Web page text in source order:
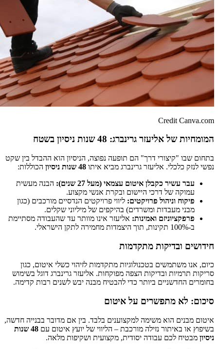
Credit Canva.com
המומחיות של אליעזר גרינברג: 48 שנות ניסיון בשטח
בתחום שבו "קיצורי דרך" הם תופעה נפוצה, הניסיון הוא ההבדל בין שקט
נפשי לנזק כלכלי. אליעזר גרינברג מביא איתו 48 שנות ניסיון
הכוללות:
עבר עשיר כקבלן איטום עצמאי (מעל 27 שנים):
הבנה מעשית
עמוקה של דרכי היישום ובקרת אנשי מקצוע.
פיקוח וניהול פרויקטים: ליווי פרויקטים הנדסיים מורכבים (כגון
מבני מעבדות ומשרדים) בהיקפים של מיליוני שקלים.
פרפקציוניזם ואמינות: אליעזר אינו מוותר עד שהעבודה מסתיימת
ב-100% תקינות, תוך היצמדות מחמירה לתקן הישראלי.
חידושים ובדיקות מתקדמות
כיום, אנו משתמשים בטכנולוגיות מתקדמות לזיהוי כשלי איטום, כגון
סריקות תרמיות ובדיקות הצפה מפוקחות. אליעזר גרינברג דוגל בשימוש
בחומרים החדשניים ביותר כדי להבטיח מבנה יבש לשנים רבות קדימה.
סיכום: לא מתפשרים על איטום
איטום מבנים הוא משימה למקצוענים בלבד. בין אם מדובר בבנייה חדשה,
בשיפוץ או באיתור נזילה מורכבת – הליווי של יועץ איטום עם
48 שנות
ניסיון מבטיח לכם עבודה יסודית, מקצועית ושקיפות מלאה.